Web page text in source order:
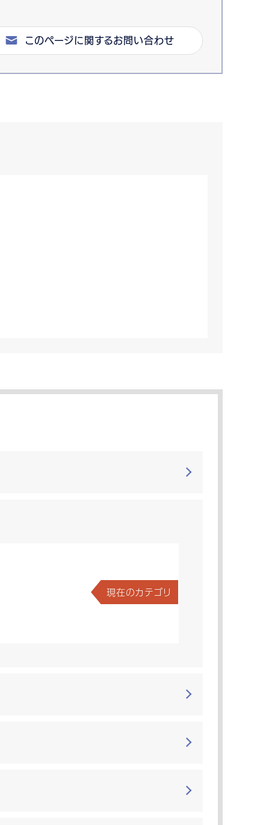
このページに関するお問い合わせ
現在のカテゴリ